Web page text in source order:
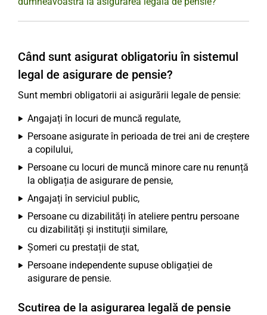
Când sunt asigurat obligatoriu în sistemul
legal de asigurare de pensie?
Sunt membri obligatorii ai asigurării legale de pensie:
Angajați în locuri de muncă regulate,
Persoane asigurate în perioada de trei ani de creștere
a copilului,
Persoane cu locuri de muncă minore care nu renunță
la obligația de asigurare de pensie,
Angajați în serviciul public,
Persoane cu dizabilități în ateliere pentru persoane
cu dizabilități și instituții similare,
Șomeri cu prestații de stat,
Persoane independente supuse obligației de
asigurare de pensie.
Scutirea de la asigurarea legală de pensie